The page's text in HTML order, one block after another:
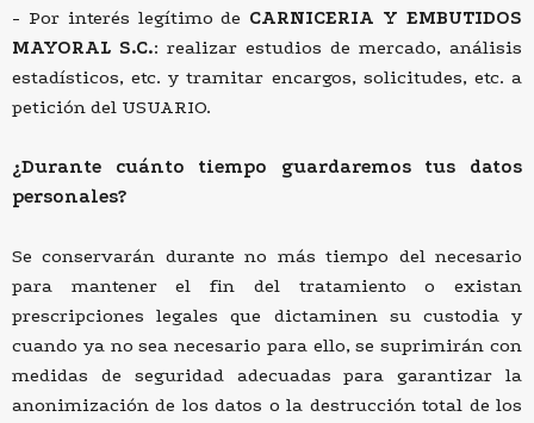
Por interés legítimo de CARNICERIA Y EMBUTIDOS
MAYORAL S.C.: realizar estudios de mercado, análisis
estadísticos, etc. y tramitar encargos, solicitudes, etc. a
petición del USUARIO.
¿Durante cuánto tiempo guardaremos tus datos
personales?
Se conservarán durante no más tiempo del necesario
para mantener el fin del tratamiento o existan
prescripciones legales que dictaminen su custodia y
cuando ya no sea necesario para ello, se suprimirán con
medidas de seguridad adecuadas para garantizar la
anonimización de los datos o la destrucción total de los